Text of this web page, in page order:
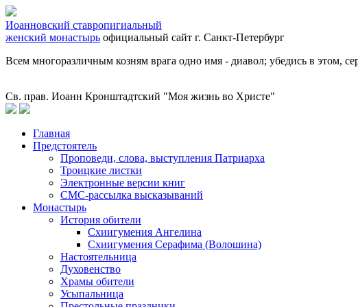
Иоанновский ставропигиальный
женский монастырь официальный сайт г. Санкт-Петербург
Всем многоразличным козням врага одно имя - диавол; убедись в этом,
Св. прав. Иоанн Кронштадтский "Моя жизнь во Христе"
Главная
Предстоятель
Проповеди, слова, выступления Патриарха
Троицкие листки
Электронные версии книг
СМС-рассылка высказываний
Монастырь
История обители
Схиигумения Ангелина
Схиигумения Серафима (Волошина)
Настоятельница
Духовенство
Храмы обители
Усыпальница